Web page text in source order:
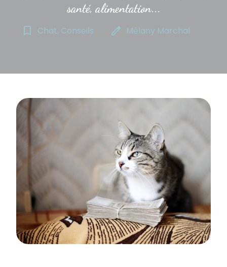
santé, alimentation...
bookmark_border Chat, Conseils edit Mélany Marchal